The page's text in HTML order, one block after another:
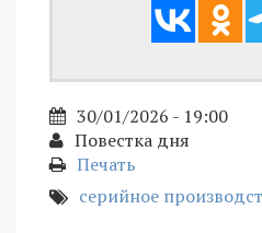
30/01/2026 - 19:00
Повестка дня
Печать
серийное